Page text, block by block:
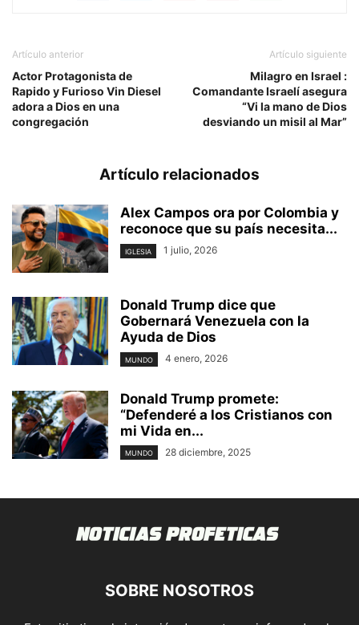
Artículo anterior
Actor Protagonista de
Rapido y Furioso Vin Diesel
adora a Dios en una
congregación
Artículo siguiente
Milagro en Israel :
Comandante Israelí asegura
“Vi la mano de Dios
desviando un misil al Mar”
Artículo relacionados
Alex Campos ora por Colombia y
reconoce que su país necesita...
IGLESIA 1 julio, 2026
Donald Trump dice que
Gobernará Venezuela con la
Ayuda de Dios
MUNDO 4 enero, 2026
Donald Trump promete:
“Defenderé a los Cristianos con
mi Vida en...
MUNDO 28 diciembre, 2025
SOBRE NOSOTROS